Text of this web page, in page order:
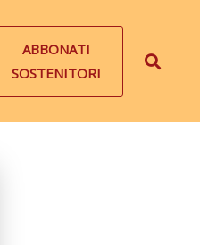
ABBONATI
SOSTENITORI